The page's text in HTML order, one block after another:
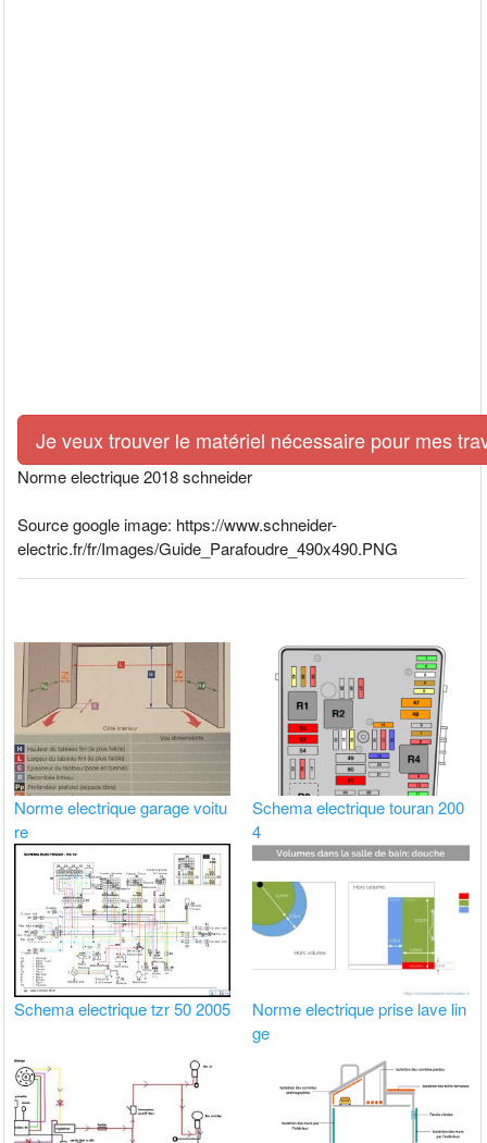
Je veux trouver le matériel nécessaire pour mes
Norme electrique 2018 schneider
Source google image: https://www.schneider-
electric.fr/fr/Images/Guide_Parafoudre_490x490.PNG
Norme electrique garage voitu
re
Schema electrique touran 200
4
Schema electrique tzr 50 2005
Norme electrique prise lave lin
ge